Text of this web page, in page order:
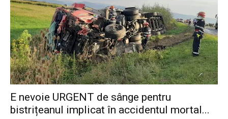
E nevoie URGENT de sânge pentru
bistrițeanul implicat în accidentul mortal...